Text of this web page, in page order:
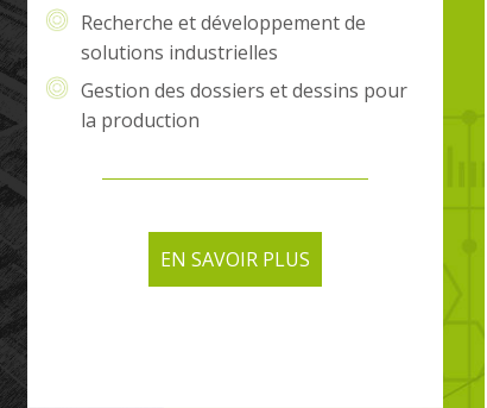
Recherche et développement de
solutions industrielles
Gestion des dossiers et dessins pour
la production
EN SAVOIR PLUS
EN SAVOIR PLUS